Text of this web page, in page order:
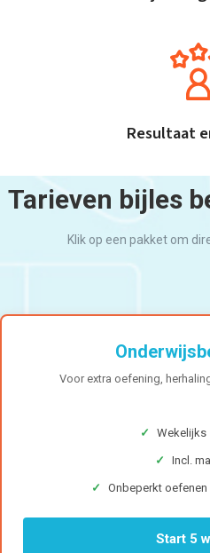
Resultaat
Tarieven bijles
Klik op een pakket om
Voor extra oefening,
✓ Wekelijks
✓ Incl.
✓ Onbeperkt
Start 5